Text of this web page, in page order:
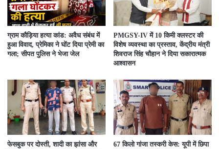
ग्राम कौड़िया हत्या कांड: अवैध संबंध में
हुआ विवाद, प्रेमिका ने घोंट दिया प्रेमी का
गला; सीपत पुलिस ने भेजा जेल
PMGSY-IV में 10 किमी क्लस्टर की
विशेष व्यवस्था का प्रस्ताव, केंद्रीय मंत्री
शिवराज सिंह चौहान ने दिया सकारात्मक
आश्वासन
फेसबुक पर दोस्ती, शादी का झांसा और
67 किलो गांजा तस्करी केस: यूपी में छिपा